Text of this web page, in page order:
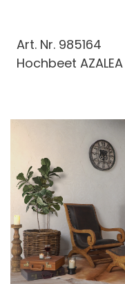
Art. Nr. 985164
Hochbeet AZALEA